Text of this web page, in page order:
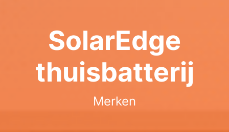
SolarEdge
thuisbatterij
Merken